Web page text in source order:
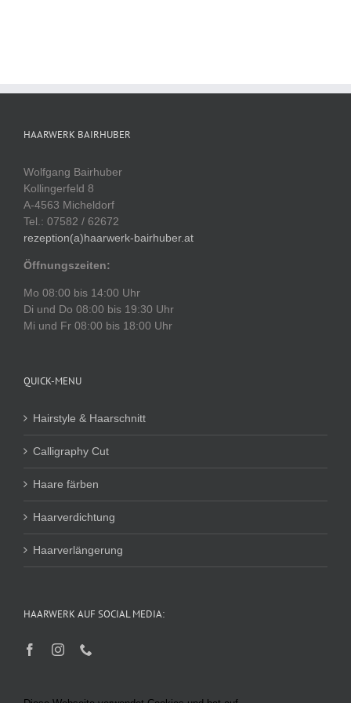
HAARWERK BAIRHUBER
Wolfgang Bairhuber
Kollingerfeld 8
A-4563 Micheldorf
Tel.: 07582 / 62672
rezeption(a)haarwerk-bairhuber.at
Öffnungszeiten:
Mo 08:00 bis 14:00 Uhr
Di und Do 08:00 bis 19:30 Uhr
Mi und Fr 08:00 bis 18:00 Uhr
QUICK-MENU
Hairstyle & Haarschnitt
Calligraphy Cut
Haare färben
Haarverdichtung
Haarverlängerung
HAARWERK AUF SOCIAL MEDIA: